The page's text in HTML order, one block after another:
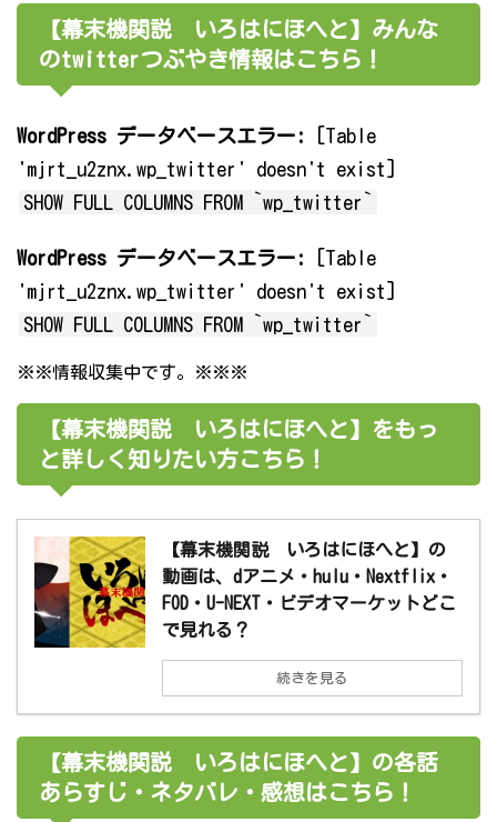
【幕末機関説 いろはにほへと】みんな
のtwitterつぶやき情報はこちら！
WordPress データベースエラー:
[Table
'mjrt_u2znx.wp_twitter' doesn't exist]
SHOW FULL COLUMNS FROM `wp_twitter`
WordPress データベースエラー:
[Table
'mjrt_u2znx.wp_twitter' doesn't exist]
SHOW FULL COLUMNS FROM `wp_twitter`
※※情報収集中です。※※※
【幕末機関説 いろはにほへと】をもっ
と詳しく知りたい方こちら！
【幕末機関説 いろはにほへと】の
動画は、dアニメ・hulu・Nextflix・
FOD・U-NEXT・ビデオマーケットどこ
で見れる？
続きを見る
【幕末機関説 いろはにほへと】の各話
あらすじ・ネタバレ・感想はこちら！